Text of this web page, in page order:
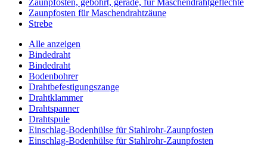
Zaunpfosten, gebohrt, gerade, für Maschendrahtgeflechte
Zaunpfosten für Maschendrahtzäune
Strebe
Alle anzeigen
Bindedraht
Bindedraht
Bodenbohrer
Drahtbefestigungszange
Drahtklammer
Drahtspanner
Drahtspule
Einschlag-Bodenhülse für Stahlrohr-Zaunpfosten
Einschlag-Bodenhülse für Stahlrohr-Zaunpfosten